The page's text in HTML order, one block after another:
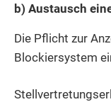
b) Austausch
Die Pflicht zur
Blockiersystem